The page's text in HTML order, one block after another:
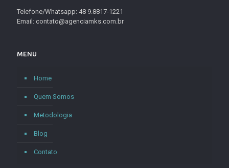
Telefone/Whatsapp: 48 9.8817-1221
Email: contato@agenciamks.com.br
MENU
Home
Quem Somos
Metodologia
Blog
Contato